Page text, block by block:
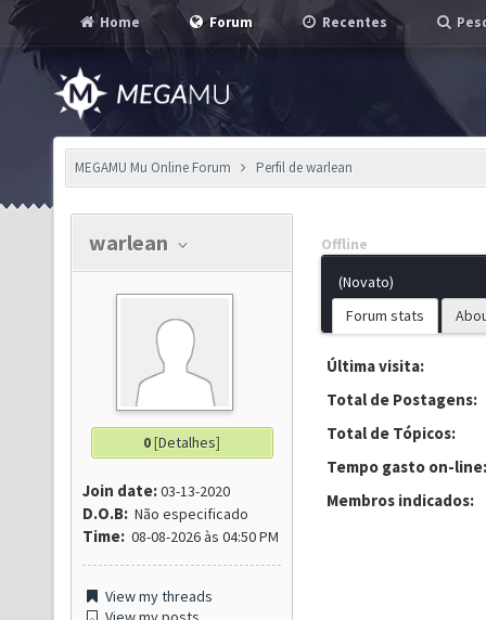
Home Forum Recentes
MEGAMU Mu Online Forum Perfil de warlean
warlean
0[Detalhes]
Join date:03-13-2020
D.O.B: Não especificado
Time: 08-08-2026 às 04:50 PM
View my threads
Offline
(Novato)
Forum stats
Última visita:
Total de Postagens:
Total de Tópicos:
Tempo gasto on-line:
Membros indicados: